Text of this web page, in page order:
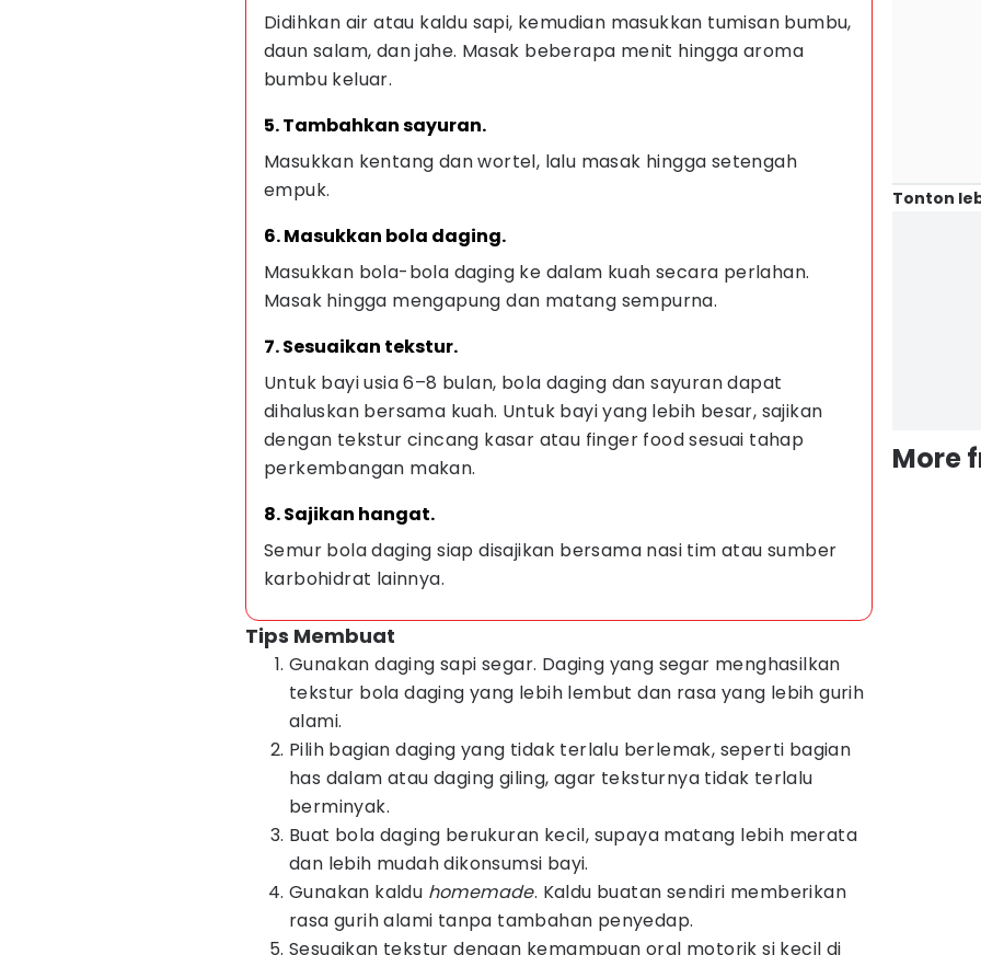
Didihkan air atau kaldu sapi, kemudian masukkan tumisan bumbu,
daun salam, dan jahe. Masak beberapa menit hingga aroma
bumbu keluar.
5. Tambahkan sayuran.
Masukkan kentang dan wortel, lalu masak hingga setengah
empuk.
6. Masukkan bola daging.
Masukkan bola-bola daging ke dalam kuah secara perlahan.
Masak hingga mengapung dan matang sempurna.
7. Sesuaikan tekstur.
Untuk bayi usia 6–8 bulan, bola daging dan sayuran dapat
dihaluskan bersama kuah. Untuk bayi yang lebih besar, sajikan
dengan tekstur cincang kasar atau finger food sesuai tahap
perkembangan makan.
8. Sajikan hangat.
Semur bola daging siap disajikan bersama nasi tim atau sumber
karbohidrat lainnya.
Tips Membuat
Gunakan daging sapi segar. Daging yang segar menghasilkan
tekstur bola daging yang lebih lembut dan rasa yang lebih gurih
alami.
Pilih bagian daging yang tidak terlalu berlemak, seperti bagian
has dalam atau daging giling, agar teksturnya tidak terlalu
berminyak.
Buat bola daging berukuran kecil, supaya matang lebih merata
dan lebih mudah dikonsumsi bayi.
Gunakan kaldu homemade. Kaldu buatan sendiri memberikan
rasa gurih alami tanpa tambahan penyedap.
Sesuaikan tekstur dengan kemampuan oral motorik si kecil di
Tonton
More